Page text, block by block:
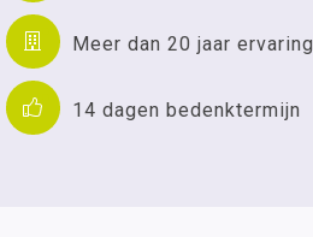
Meer dan 20 jaar ervaring
14 dagen bedenktermijn